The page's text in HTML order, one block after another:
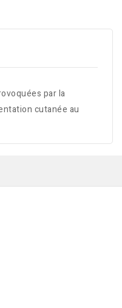
par la
cutanée au